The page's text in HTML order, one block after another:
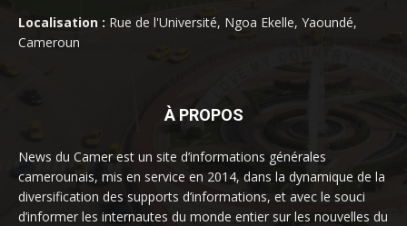
Localisation : Rue de l'Université, Ngoa Ekelle, Yaoundé,
Cameroun
À PROPOS
News du Camer est un site d’informations générales
camerounais, mis en service en 2014, dans la dynamique de la
diversification des supports d’informations, et avec le souci
d’informer les internautes du monde entier sur les nouvelles du